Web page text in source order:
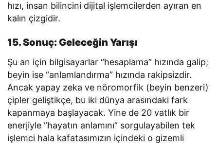
hızı, insan bilincini dijital işlemcilerden ayıran en
kalın çizgidir.
15. Sonuç: Geleceğin Yarışı
Şu an için bilgisayarlar “hesaplama” hızında galip;
beyin ise “anlamlandırma” hızında rakipsizdir.
Ancak yapay zeka ve nöromorfik (beyin benzeri)
çipler geliştikçe, bu iki dünya arasındaki fark
kapanmaya başlayacak. Yine de 20 vatlık bir
enerjiyle “hayatın anlamını” sorgulayabilen tek
işlemci hala kafatasımızın içindeki o gizemli